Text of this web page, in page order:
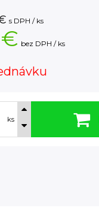
s DPH / ks
bez DPH / ks
ks